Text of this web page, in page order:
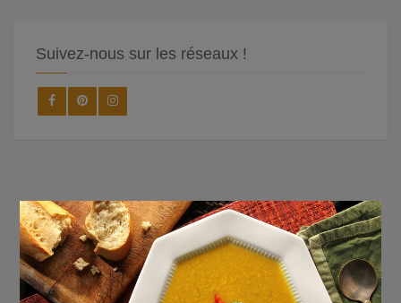
Suivez-nous sur les réseaux !
×